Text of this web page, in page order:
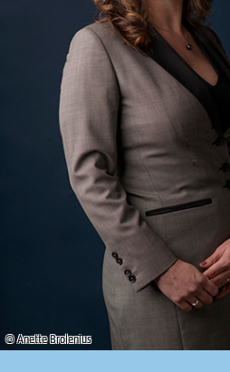
© Anette Brolenius